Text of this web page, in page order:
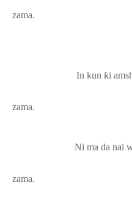
zama.
In kun ƙi
zama.
Ni ma da nai
zama.